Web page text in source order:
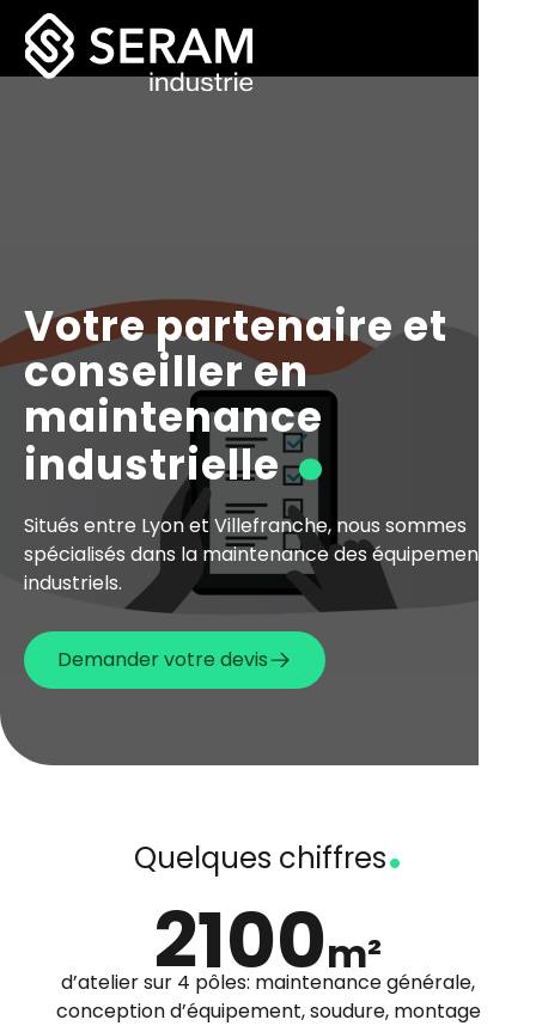
Votre partenaire et
conseiller en
maintenance
industrielle .
Situés entre Lyon et Villefranche, nous sommes
spécialisés dans la maintenance des équipements
industriels.
Demander votre devis
Quelques chiffres.
2100m²
d’atelier sur 4 pôles: maintenance générale,
conception d’équipement, soudure, montage